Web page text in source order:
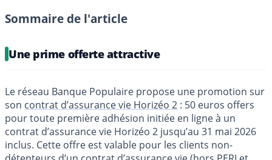
Sommaire de l'article
Une prime offerte attractive
Le réseau Banque Populaire propose une promotion sur
son contrat d’assurance vie Horizéo 2 : 50 euros offers
pour toute première adhésion initiée en ligne à un
contrat d’assurance vie Horizéo 2 jusqu’au 31 mai 2026
inclus. Cette offre est valable pour les clients non-